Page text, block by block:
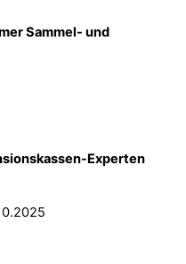
Sammel- und
Experten